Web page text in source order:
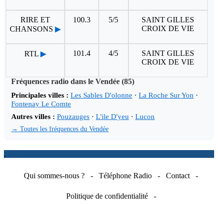
RIRE ET
CHANSONS ▶
100.3 5/5
SAINT GILLES
CROIX DE VIE
RTL ▶ 101.4 4/5
SAINT GILLES
CROIX DE VIE
Fréquences radio dans le Vendée (85)
Principales villes : Les Sables D'olonne · La Roche Sur Yon ·
Fontenay Le Comte
Autres villes : Pouzauges · L'ile D'yeu · Lucon
→ Toutes les fréquences du Vendée
.
Qui sommes-nous ? - Téléphone Radio - Contact -
Politique de confidentialité -